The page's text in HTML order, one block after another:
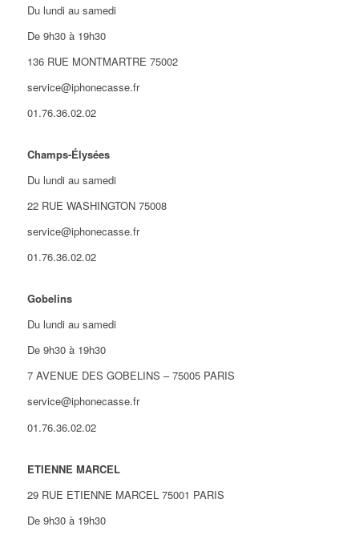
Du lundi au samedi
De 9h30 à 19h30
136 RUE MONTMARTRE 75002
service@iphonecasse.fr
01.76.36.02.02
Champs-Élysées
Du lundi au samedi
22 RUE WASHINGTON 75008
service@iphonecasse.fr
01.76.36.02.02
Gobelins
Du lundi au samedi
De 9h30 à 19h30
7 AVENUE DES GOBELINS – 75005 PARIS
service@iphonecasse.fr
01.76.36.02.02
ETIENNE MARCEL
29 RUE ETIENNE MARCEL 75001 PARIS
De 9h30 à 19h30